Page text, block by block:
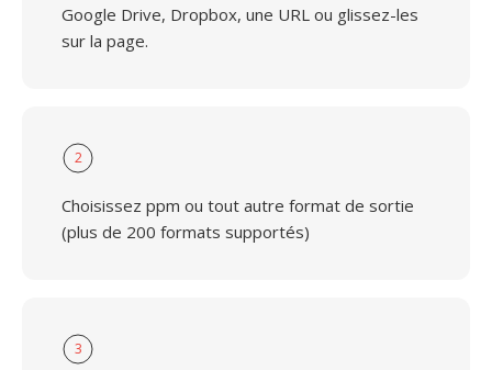
Google Drive, Dropbox, une URL ou glissez-les
sur la page.
2
Choisissez ppm ou tout autre format de sortie
(plus de 200 formats supportés)
3